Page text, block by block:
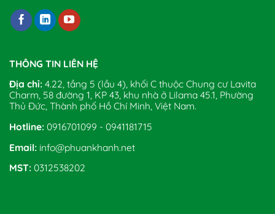
THÔNG TIN LIÊN HỆ
Địa chỉ: 4.22, tầng 5 (lầu 4), khối C thuộc Chung cư Lavita
Charm, 58 đường 1, KP 43, khu nhà ở Lilama 45.1, Phường
Thủ Đức, Thành phố Hồ Chí Minh, Việt Nam.
Hotline: 0916701099 - 0941181715
Email: info@phuankhanh.net
MST: 0312538202